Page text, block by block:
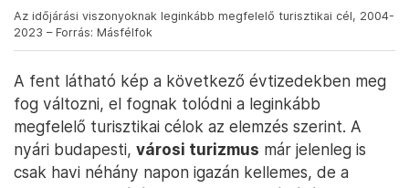
Az időjárási viszonyoknak leginkább megfelelő turisztikai cél, 2004-
2023 – Forrás: Másfélfok
A fent látható kép a következő évtizedekben meg
fog változni, el fognak tolódni a leginkább
megfelelő turisztikai célok az elemzés szerint. A
nyári budapesti, városi turizmus már jelenleg is
csak havi néhány napon igazán kellemes, de a